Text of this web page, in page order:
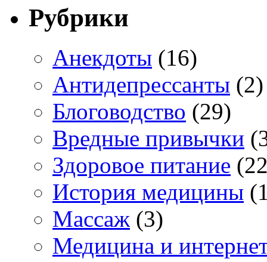
Рубрики
Анекдоты (16)
Антидепрессанты (2)
Блоговодство (29)
Вредные привычки
Здоровое питание
История медицины
Массаж (3)
Медицина и